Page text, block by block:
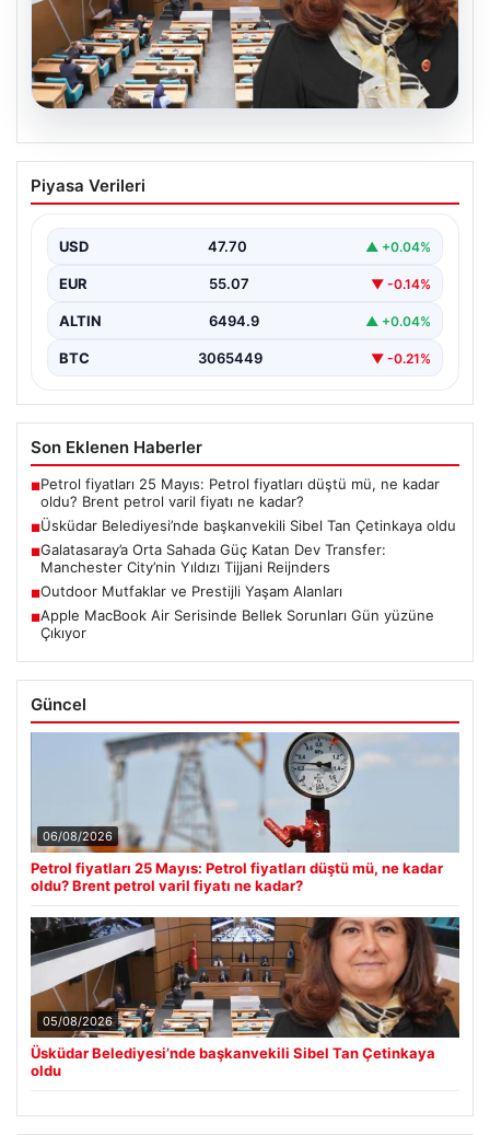
05.08.2026
Üsküdar Belediyesi’nde başkanvekili
Sibel Tan Çetinkaya oldu
Piyasa Verileri
USD 47.70 ▲ +0.04%
EUR 55.07 ▼ -0.14%
ALTIN 6494.9 ▲ +0.04%
BTC 3065449 ▼ -0.21%
Son Eklenen Haberler
■Petrol fiyatları 25 Mayıs: Petrol fiyatları düştü mü, ne kadar
oldu? Brent petrol varil fiyatı ne kadar?
■Üsküdar Belediyesi’nde başkanvekili Sibel Tan Çetinkaya oldu
■Galatasaray’a Orta Sahada Güç Katan Dev Transfer:
Manchester City’nin Yıldızı Tijjani Reijnders
■Outdoor Mutfaklar ve Prestijli Yaşam Alanları
■Apple MacBook Air Serisinde Bellek Sorunları Gün yüzüne
Çıkıyor
Güncel
06/08/2026
Petrol fiyatları 25 Mayıs: Petrol fiyatları düştü mü, ne kadar
oldu? Brent petrol varil fiyatı ne kadar?
05/08/2026
Üsküdar Belediyesi’nde başkanvekili Sibel Tan Çetinkaya
oldu